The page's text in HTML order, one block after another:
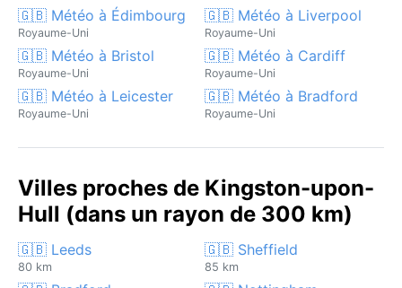
🇬🇧 Météo à Édimbourg
Royaume-Uni
🇬🇧 Météo à Liverpool
Royaume-Uni
🇬🇧 Météo à Bristol
Royaume-Uni
🇬🇧 Météo à Cardiff
Royaume-Uni
🇬🇧 Météo à Leicester
Royaume-Uni
🇬🇧 Météo à Bradford
Royaume-Uni
Villes proches de Kingston-upon-
Hull (dans un rayon de 300 km)
🇬🇧 Leeds
80 km
🇬🇧 Sheffield
85 km